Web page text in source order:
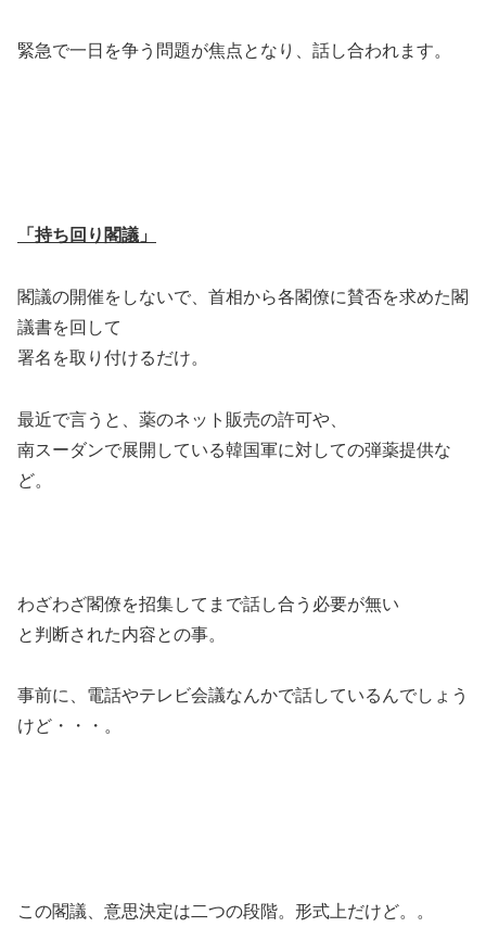
緊急で一日を争う問題が焦点となり、話し合われます。
「持ち回り閣議」
閣議の開催をしないで、首相から各閣僚に賛否を求めた閣
議書を回して
署名を取り付けるだけ。
最近で言うと、薬のネット販売の許可や、
南スーダンで展開している韓国軍に対しての弾薬提供な
ど。
わざわざ閣僚を招集してまで話し合う必要が無い
と判断された内容との事。
事前に、電話やテレビ会議なんかで話しているんでしょう
けど・・・。
この閣議、意思決定は二つの段階。形式上だけど。。